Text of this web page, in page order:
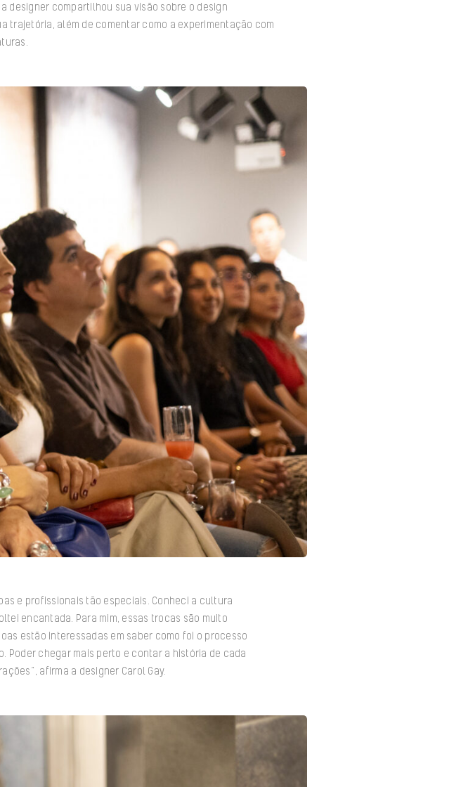
designer compartilhou sua visão sobre o design
trajetória, além de comentar como a experimentação com
e profissionais tão especiais. Conheci a cultura
encantada. Para mim, essas trocas são muito
estão interessadas em saber como foi o processo
chegar mais perto e contar a história de cada
afirma a designer Carol Gay.